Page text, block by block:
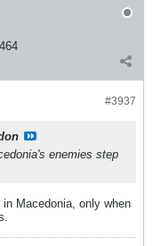
#3937
enemies step
Macedonia, only when